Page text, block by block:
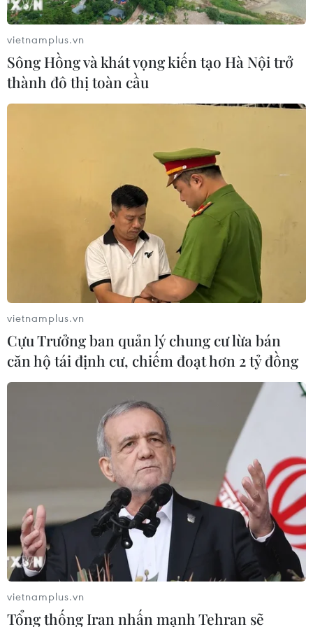
lớn
05/07/2026 00:36
DANAFF 2026: Tham vọng định hình
hệ sinh thái điện ảnh châu Á mới
Điện ảnh trẻ đưa Việt Nam đến gần
Điện ảnh Việt Nam cần học những gì
từ Hollywood?
Đừng để phim kinh dị thành "khắc
Cục Điện ảnh nói gì về phim "Chiếc
kén" có Trương Ngọc Ánh
02/07/2026 01:53
"Điểm neo" cho điện ảnh trước "cuộc
xâm lăng" của trí tuệ nhân tạo
01/07/2026 02:09
vietnamplus.vn
Sông Hồng và khát vọng kiến tạo Hà Nội trở
thành đô thị toàn cầu
vietnamplus.vn
Cựu Trưởng ban quản lý chung cư lừa bán
căn hộ tái định cư, chiếm đoạt hơn 2 tỷ đồng
vietnamplus.vn
Tổng thống Iran nhấn mạnh Tehran sẽ